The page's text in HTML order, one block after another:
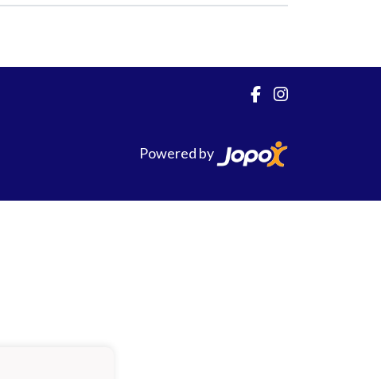
Powered by